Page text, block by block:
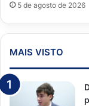
5 de agosto de 2026
MAIS VISTO